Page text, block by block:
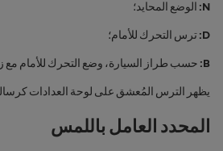
N
: الوضع المحايد؛
D
:
B
: حسب طراز السيارة، ‏‫وضع التحرك للأمام مع زيادة الكبح المتطور.
يظهر الترس المُعشق على لوحة العدادات
المحدد العامل باللمس